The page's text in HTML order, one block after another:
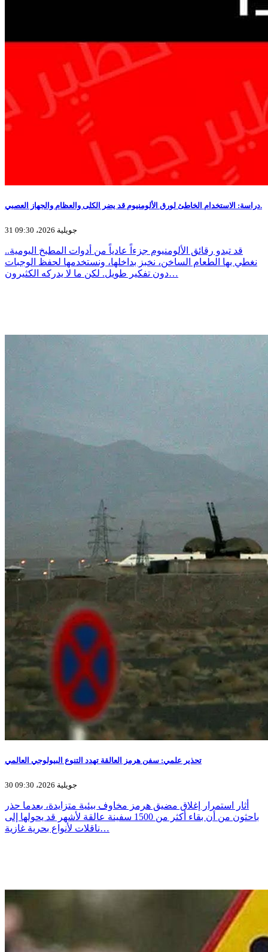
دراسة: الاستخدام الخاطئ لورق الألومنيوم قد يضر الكلى والعظام والجهاز العصبي.
31 جويلية 2026، 09:30
قد تبدو رقائق الألومنيوم جزءاً عادياً من أدوات المطبخ اليومية..
نغطي بها الطعام الساخن، نخبز بداخلها، ونستخدمها لحفظ الوجبات
دون تفكير طويل. لكن ما لا يدركه الكثيرون…
تحذير علمي: سفن هرمز العالقة تهدد التنوع البيولوجي العالمي
30 جويلية 2026، 09:30
أثار استمرار إغلاق مضيق هرمز مخاوف بيئية متزايدة، بعدما حذر
باحثون من أن بقاء أكثر من 1500 سفينة عالقة لأشهر قد يحولها إلى
ناقلات لأنواع بحرية غازية…